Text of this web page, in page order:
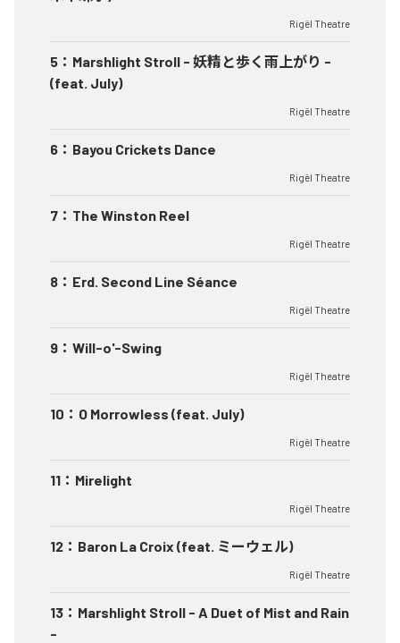
Rigël Theatre
5 ： Marshlight Stroll - 妖精と歩く雨上がり -
(feat. July)
Rigël Theatre
6 ： Bayou Crickets Dance
Rigël Theatre
7 ： The Winston Reel
Rigël Theatre
8 ： Erd. Second Line Séance
Rigël Theatre
9 ： Will-o'-Swing
Rigël Theatre
10 ： O Morrowless (feat. July)
Rigël Theatre
11 ： Mirelight
Rigël Theatre
12 ： Baron La Croix (feat. ミーウェル)
Rigël Theatre
13 ： Marshlight Stroll - A Duet of Mist and Rain
-